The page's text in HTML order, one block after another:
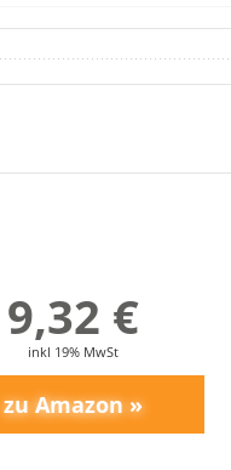
auf kleinen Pfannen.
Selbst in der
über den
Außerdem solltest
9,32 €
inkl 19% MwSt